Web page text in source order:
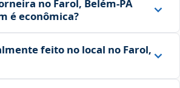
no Farol, Belém‑PA
é econômica?
feito no local no Farol,